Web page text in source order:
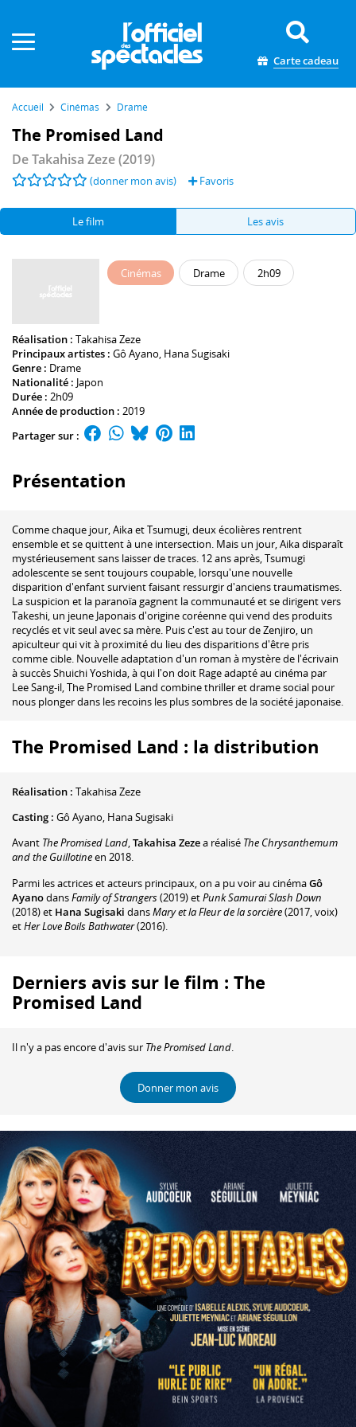
Carte cadeau
Accueil Cinémas Drame
The Promised Land
DeTakahisa Zeze(2019)
(donner mon avis) Favoris
Le film Les avis
Cinémas Drame 2h09
Réalisation : Takahisa Zeze
Principaux artistes : Gô Ayano, Hana Sugisaki
Genre : Drame
Nationalité : Japon
Durée : 2h09
Année de production : 2019
Partager sur :
Présentation
Comme chaque jour, Aika et Tsumugi, deux écolières rentrent
ensemble et se quittent à une intersection. Mais un jour, Aika disparaît
mystérieusement sans laisser de traces. 12 ans après, Tsumugi
adolescente se sent toujours coupable, lorsqu'une nouvelle
disparition d'enfant survient faisant ressurgir d'anciens traumatismes.
La suspicion et la paranoïa gagnent la communauté et se dirigent vers
Takeshi, un jeune Japonais d'origine coréenne qui vend des produits
recyclés et vit seul avec sa mère. Puis c'est au tour de Zenjiro, un
apiculteur qui vit à proximité du lieu des disparitions d'être pris
comme cible. Nouvelle adaptation d'un roman à mystère de l'écrivain
à succès Shuichi Yoshida, à qui l'on doit Rage adapté au cinéma par
Lee Sang-il, The Promised Land combine thriller et drame social pour
nous plonger dans les recoins les plus sombres de la société japonaise.
The Promised Land : la distribution
Réalisation : Takahisa Zeze
Casting : Gô Ayano, Hana Sugisaki
Avant The Promised Land,Takahisa Zezea réalisé The Chrysanthemum
and the Guillotineen 2018.
Parmi les actrices et acteurs principaux, on a pu voir au cinémaGô
AyanodansFamily of Strangers(2019) etPunk Samurai Slash Down
(2018) et Hana Sugisaki dansMary et la Fleur de la sorcière(2017, voix)
etHer Love Boils Bathwater(2016).
Derniers avis sur le film : The
Promised Land
Il n'y a pas encore d'avis sur The Promised Land.
Donner mon avis